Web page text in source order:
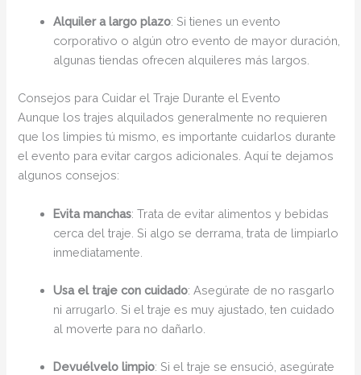
Alquiler a largo plazo: Si tienes un evento
corporativo o algún otro evento de mayor duración,
algunas tiendas ofrecen alquileres más largos.
Consejos para Cuidar el Traje Durante el Evento
Aunque los trajes alquilados generalmente no requieren
que los limpies tú mismo, es importante cuidarlos durante
el evento para evitar cargos adicionales. Aquí te dejamos
algunos consejos:
Evita manchas: Trata de evitar alimentos y bebidas
cerca del traje. Si algo se derrama, trata de limpiarlo
inmediatamente.
Usa el traje con cuidado: Asegúrate de no rasgarlo
ni arrugarlo. Si el traje es muy ajustado, ten cuidado
al moverte para no dañarlo.
Devuélvelo limpio: Si el traje se ensució, asegúrate